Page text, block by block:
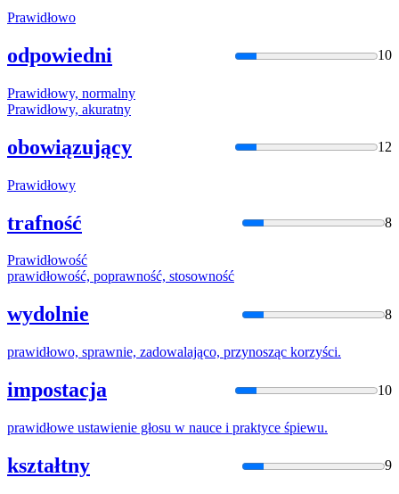
Prawidłowo
odpowiedni 10
Prawidłowy, normalny
Prawidłowy, akuratny
obowiązujący 12
Prawidłowy
trafność 8
Prawidłowość
prawidłowość, poprawność, stosowność
wydolnie 8
prawidłowo, sprawnie, zadowalająco, przynosząc korzyści.
impostacja 10
prawidłowe ustawienie głosu w nauce i praktyce śpiewu.
kształtny 9